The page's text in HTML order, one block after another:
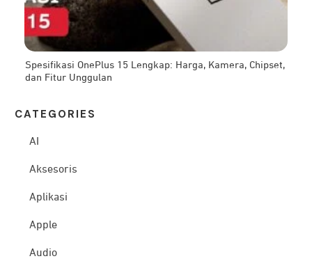
Spesifikasi OnePlus 15 Lengkap: Harga, Kamera, Chipset,
dan Fitur Unggulan
CATEG ORIES
AI
Aksesoris
Aplikasi
Apple
Audio